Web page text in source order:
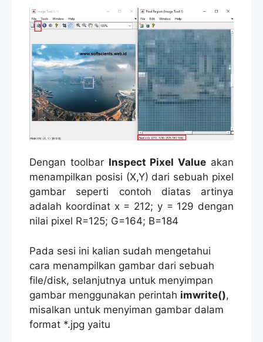
Dengan toolbar Inspect Pixel Value akan
menampilkan posisi (X,Y) dari sebuah pixel
gambar seperti contoh diatas artinya
adalah koordinat x = 212; y = 129 dengan
nilai pixel R=125; G=164; B=184
Pada sesi ini kalian sudah mengetahui
cara menampilkan gambar dari sebuah
file/disk, selanjutnya untuk menyimpan
gambar menggunakan perintah imwrite(),
misalkan untuk menyiman gambar dalam
format *.jpg yaitu